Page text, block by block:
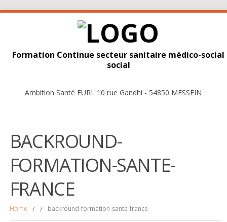
Formation Continue secteur sanitaire médico-social
social
Ambition Santé EURL 10 rue Gandhi - 54850 MESSEIN
BACKROUND-
FORMATION-SANTE-
FRANCE
Home / / backround-formation-sante-france